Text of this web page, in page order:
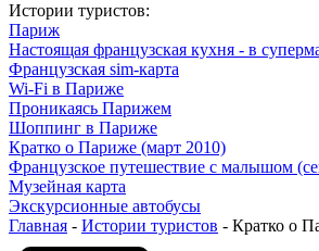
Истории туристов:
Париж
Настоящая французская кухня - в
Французская sim-карта
Wi-Fi в Париже
Проникаясь Парижем
Шоппинг в Париже
Кратко о Париже (март 2010)
Французское путешествие с малышом
Музейная карта
Экскурсионные автобусы
Главная - Истории туристов - Кратко о